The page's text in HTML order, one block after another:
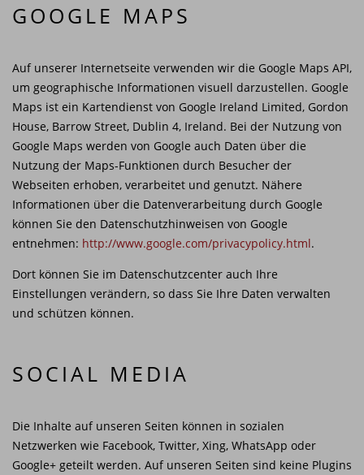
GOOGLE MAPS
Auf unserer Internetseite verwenden wir die Google Maps API,
um geographische Informationen visuell darzustellen. Google
Maps ist ein Kartendienst von Google Ireland Limited, Gordon
House, Barrow Street, Dublin 4, Ireland. Bei der Nutzung von
Google Maps werden von Google auch Daten über die
Nutzung der Maps-Funktionen durch Besucher der
Webseiten erhoben, verarbeitet und genutzt. Nähere
Informationen über die Datenverarbeitung durch Google
können Sie den Datenschutzhinweisen von Google
entnehmen: http://www.google.com/privacypolicy.html.
Dort können Sie im Datenschutzcenter auch Ihre
Einstellungen verändern, so dass Sie Ihre Daten verwalten
und schützen können.
SOCIAL MEDIA
Die Inhalte auf unseren Seiten können in sozialen
Netzwerken wie Facebook, Twitter, Xing, WhatsApp oder
Google+ geteilt werden. Auf unseren Seiten sind keine Plugins